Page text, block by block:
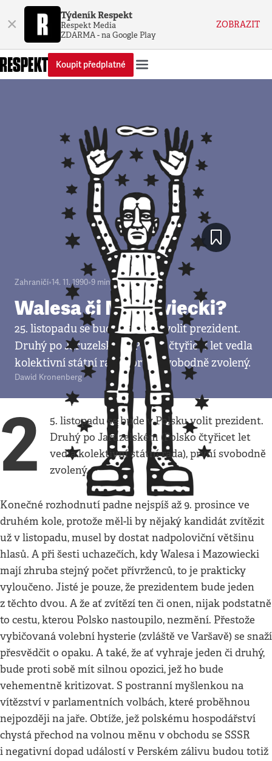
× Týdeník Respekt
Respekt Media
ZDARMA - na Google Play
ZOBRAZIT
Koupit předplatné
Zahraničí•14. 11. 1990•9 minut
Walesa či Mazowiecki?
25. listopadu se bude v Polsku volit prezident.
Druhý po Jaruzelském (Polsko čtyřicet let vedla
kolektivní státní rada), první svobodně zvolený.
Dawid Kronenberg
2
5. listopadu se bude v Polsku volit prezident.
Druhý po Jaruzelském (Polsko čtyřicet let
vedla kolektivní státní rada), první svobodně
zvolený.
Konečné rozhodnutí padne nejspíš až 9. prosince ve
druhém kole, protože měl-li by nějaký kandidát zvítězit
už v listopadu, musel by dostat nadpoloviční většinu
hlasů. A při šesti uchazečích, kdy Walesa i Mazowiecki
mají zhruba stejný počet přívrženců, to je prakticky
vyloučeno. Jisté je pouze, že prezidentem bude jeden
z těchto dvou. A že ať zvítězí ten či onen, nijak podstatně
to cestu, kterou Polsko nastoupilo, nezmění. Přestože
vybičovaná volební hysterie (zvláště ve Varšavě) se snaží
přesvědčit o opaku. A také, že ať vyhraje jeden či druhý,
bude proti sobě mít silnou opozici, jež ho bude
vehementně kritizovat. S postranní myšlenkou na
vítězství v parlamentních volbách, které proběhnou
nejpozději na jaře. Obtíže, jež polskému hospodářství
chystá přechod na volnou měnu v obchodu se SSSR
i negativní dopad událostí v Perském zálivu budou totiž